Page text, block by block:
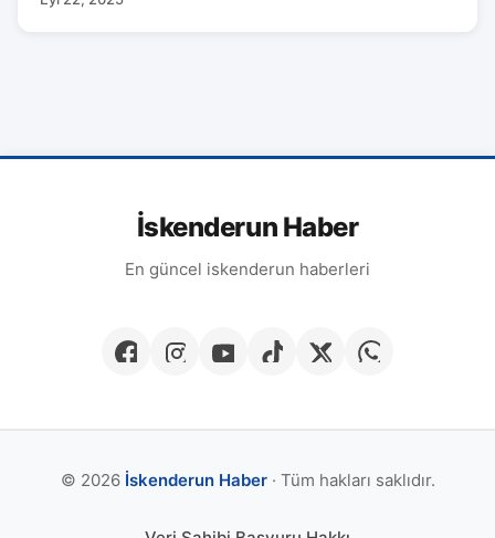
İskenderun Haber
En güncel iskenderun haberleri
© 2026 İskenderun Haber· Tüm hakları saklıdır.